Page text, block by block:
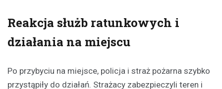
Reakcja służb ratunkowych i
działania na miejscu
Po przybyciu na miejsce, policja i straż pożarna szybko
przystąpiły do działań. Strażacy zabezpieczyli teren i